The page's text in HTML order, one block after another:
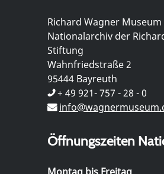
Richard Wagner
Nationalarchiv der
Stiftung
Wahnfriedstraße 2
95444 Bayreuth
+ 49 921- 757 - 28 - 0
Öffnungszeiten
Montag bis Freitag